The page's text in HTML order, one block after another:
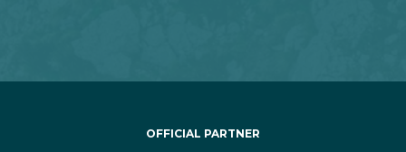
OFFICIAL PARTNER